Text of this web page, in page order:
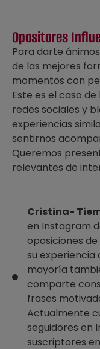
Opositores
Para darte
de las mejores
momentos con
Este es el caso
redes sociales y
experiencias
sentirnos
Queremos
relevantes de
Cristina-
en Instagram
oposiciones
su experiencia
mayoría
comparte
frases
Actualmente
seguidores en
suscriptores